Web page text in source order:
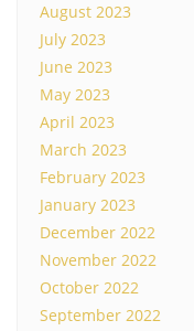
August 2023
July 2023
June 2023
May 2023
April 2023
March 2023
February 2023
January 2023
December 2022
November 2022
October 2022
September 2022